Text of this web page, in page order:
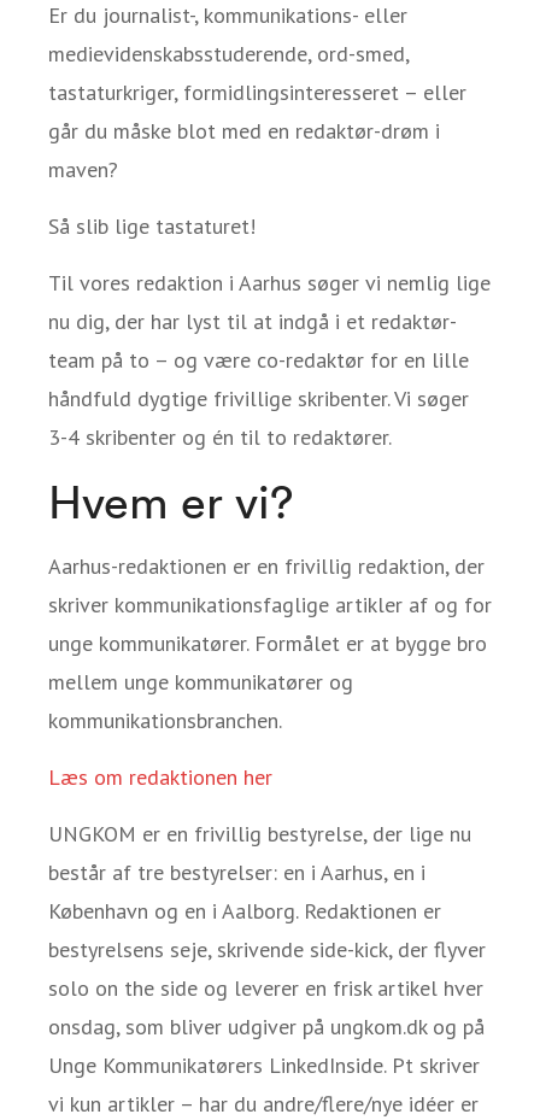
Er du journalist-, kommunikations- eller
medievidenskabsstuderende, ord-smed,
tastaturkriger, formidlingsinteresseret – eller
går du måske blot med en redaktør-drøm i
maven?
Så slib lige tastaturet!
Til vores redaktion i Aarhus søger vi nemlig lige
nu dig, der har lyst til at indgå i et redaktør-
team på to – og være co-redaktør for en lille
håndfuld dygtige frivillige skribenter. Vi søger
3-4 skribenter og én til to redaktører.
Hvem er vi?
Aarhus-redaktionen er en frivillig redaktion, der
skriver kommunikationsfaglige artikler af og for
unge kommunikatører. Formålet er at bygge bro
mellem unge kommunikatører og
kommunikationsbranchen.
Læs om redaktionen her
UNGKOM er en frivillig bestyrelse, der lige nu
består af tre bestyrelser: en i Aarhus, en i
København og en i Aalborg. Redaktionen er
bestyrelsens seje, skrivende side-kick, der flyver
solo on the side og leverer en frisk artikel hver
onsdag, som bliver udgiver på ungkom.dk og på
Unge Kommunikatørers LinkedInside. Pt skriver
vi kun artikler – har du andre/flere/nye idéer er